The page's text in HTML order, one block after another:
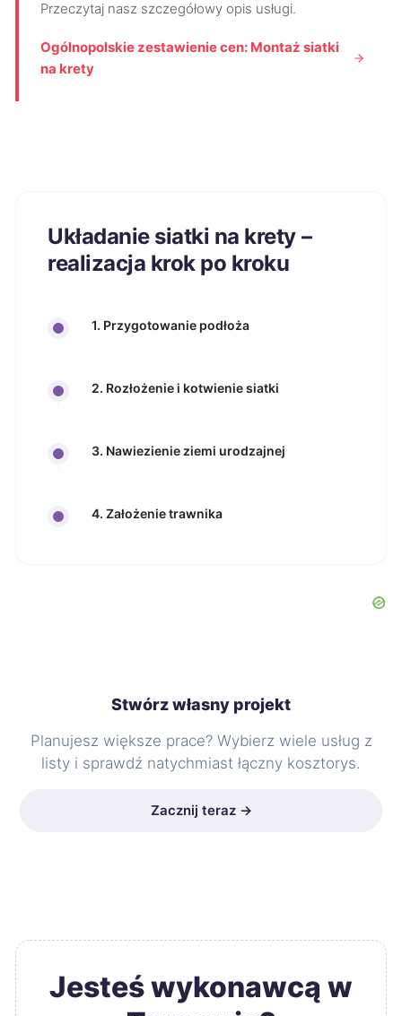
Przeczytaj nasz szczegółowy opis usługi.
Ogólnopolskie zestawienie cen: Montaż siatki
na krety
Układanie siatki na krety –
realizacja krok po kroku
1. Przygotowanie podłoża
2. Rozłożenie i kotwienie siatki
3. Nawiezienie ziemi urodzajnej
4. Założenie trawnika
Stwórz własny projekt
Planujesz większe prace? Wybierz wiele usług z
listy i sprawdź natychmiast łączny kosztorys.
Zacznij teraz →
Jesteś wykonawcą w